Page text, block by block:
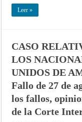
Leer »
CASO
LOS
UNIDOS DE
Fallo de 27 de
los fallos,
de la Corte